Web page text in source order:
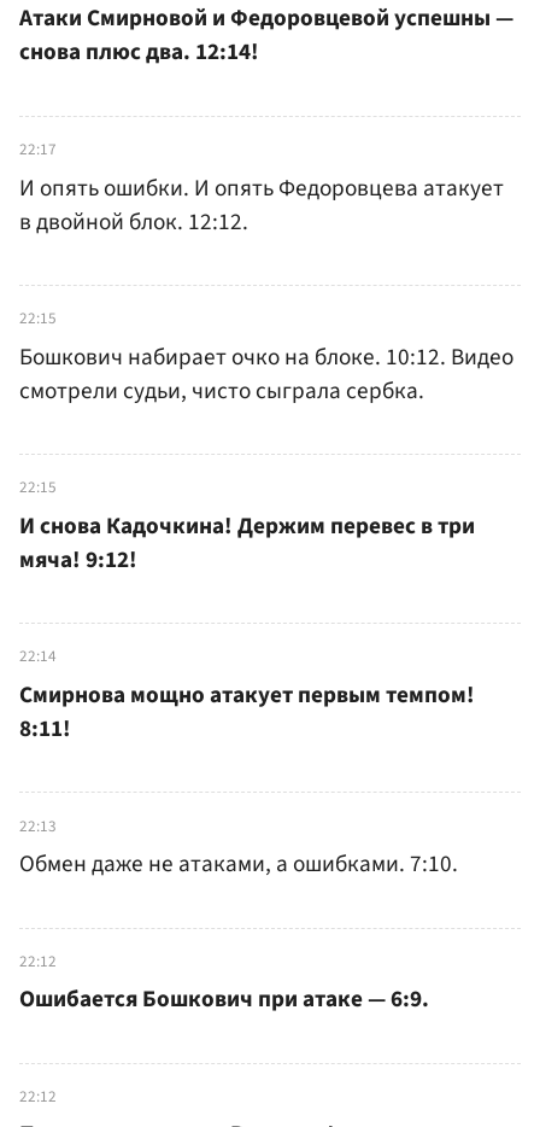
Атаки Смирновой и Федоровцевой успешны —
снова плюс два. 12:14!
22:17
И опять ошибки. И опять Федоровцева атакует
в двойной блок. 12:12.
22:15
Бошкович набирает очко на блоке. 10:12. Видео
смотрели судьи, чисто сыграла сербка.
22:15
И снова Кадочкина! Держим перевес в три
мяча! 9:12!
22:14
Смирнова мощно атакует первым темпом!
8:11!
22:13
Обмен даже не атаками, а ошибками. 7:10.
22:12
Ошибается Бошкович при атаке — 6:9.
22:12